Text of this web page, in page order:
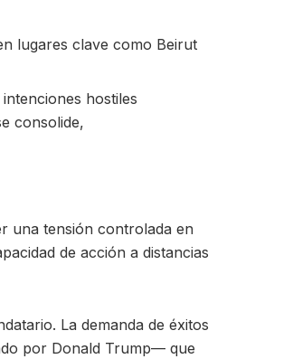
lugares clave como Beirut
hostiles
consolide,
una tensión controlada en
de acción a distancias
La demanda de éxitos
por Donald Trump— que